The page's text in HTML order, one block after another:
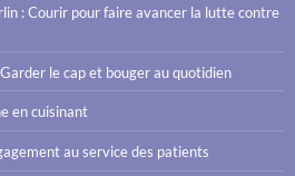
: Courir pour faire avancer la lutte contre
le cap et bouger au quotidien
en cuisinant
au service des patients